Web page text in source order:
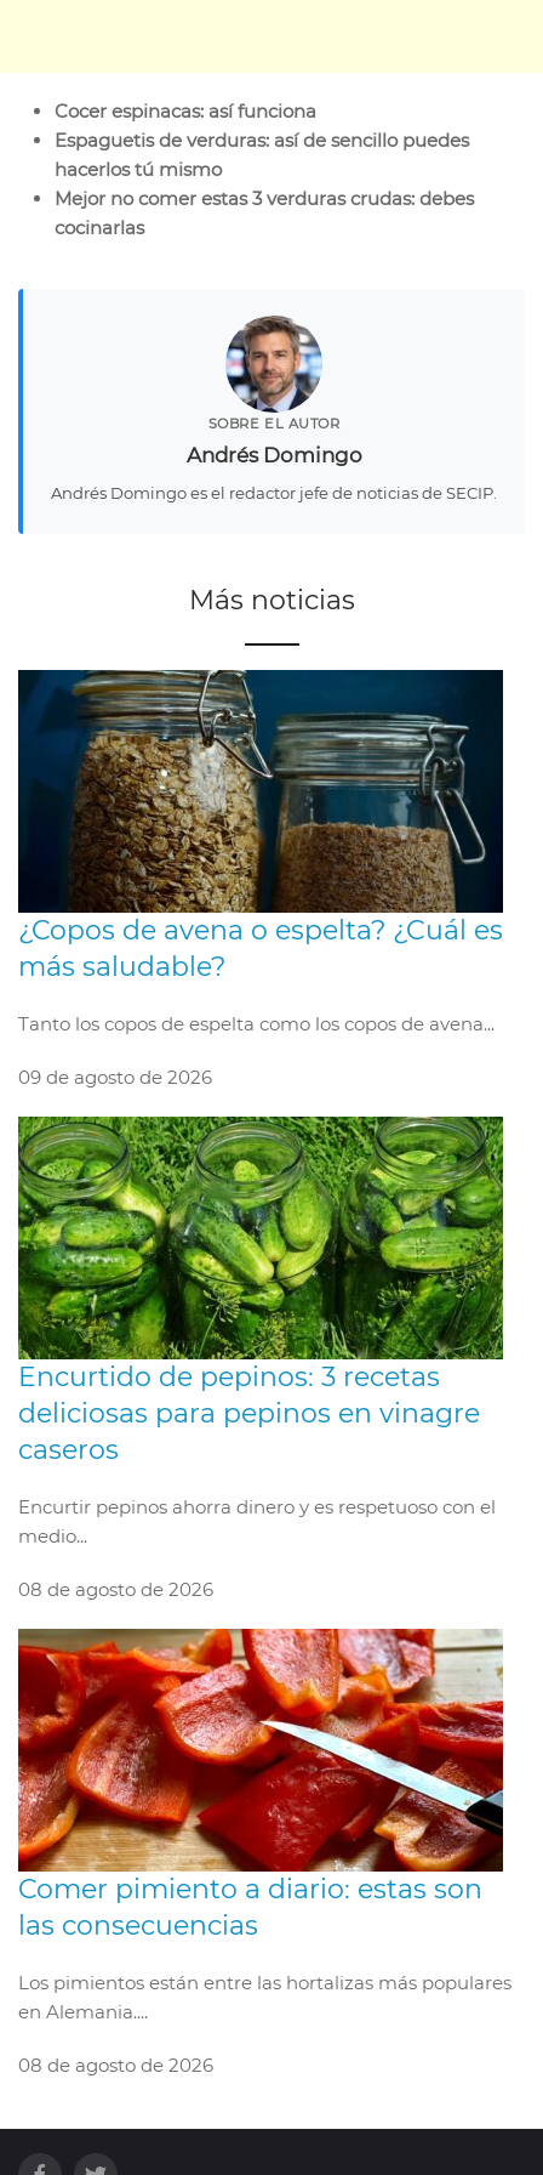
Cocer espinacas: así funciona
Espaguetis de verduras: así de sencillo puedes
hacerlos tú mismo
Mejor no comer estas 3 verduras crudas: debes
cocinarlas
SOBRE EL AUTOR
Andrés Domingo
Andrés Domingo es el redactor jefe de noticias de SECIP.
Más noticias
¿Copos de avena o espelta? ¿Cuál es
más saludable?
Tanto los copos de espelta como los copos de avena...
09 de agosto de 2026
Encurtido de pepinos: 3 recetas
deliciosas para pepinos en vinagre
caseros
Encurtir pepinos ahorra dinero y es respetuoso con el
medio...
08 de agosto de 2026
Comer pimiento a diario: estas son
las consecuencias
Los pimientos están entre las hortalizas más populares
en Alemania....
08 de agosto de 2026